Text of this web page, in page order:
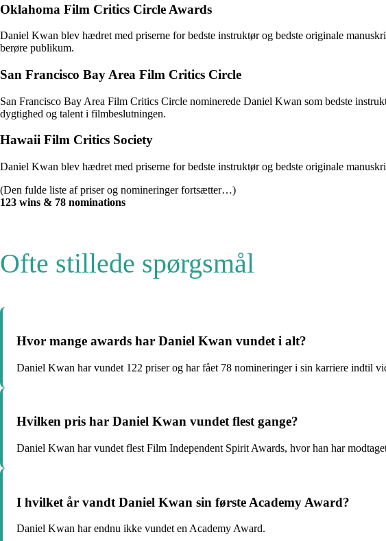
Oklahoma Film Critics Circle Awards
Daniel Kwan blev hædret med priserne for bedste instruktør og bedste originale
berøre publikum.
San Francisco Bay Area Film Critics Circle
San Francisco Bay Area Film Critics Circle nominerede Daniel Kwan som bedste
dygtighed og talent i filmbeslutningen.
Hawaii Film Critics Society
Daniel Kwan blev hædret med priserne for bedste instruktør og bedste originale
(Den fulde liste af priser og nomineringer fortsætter…)
123 wins & 78 nominations
Ofte stillede spørgsmål
Hvor mange awards har Daniel Kwan vundet i alt?
Daniel Kwan har vundet 122 priser og har fået 78 nomineringer i sin karriere indtil
Hvilken pris har Daniel Kwan vundet flest gange?
Daniel Kwan har vundet flest Film Independent Spirit Awards, hvor han har
I hvilket år vandt Daniel Kwan sin første Academy Award?
Daniel Kwan har endnu ikke vundet en Academy Award.